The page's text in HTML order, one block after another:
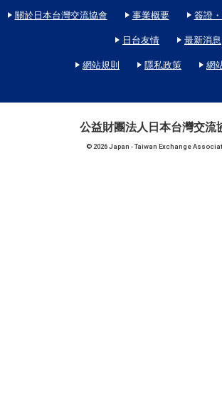
關於日本台灣交流協會 事業概要 簽證
日台友情 最新消息
網站規則 隱私政策 網
公益財團法人日本台灣交流
© 2026 Japan - Taiwan Exchange